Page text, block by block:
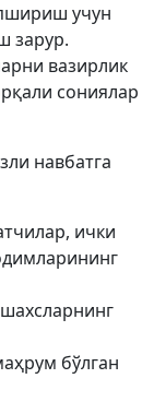
учун
зарур.
вазирлик
сониялар
навбатга
ички
бўлган